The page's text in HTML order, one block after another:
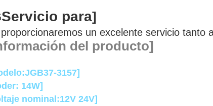
Servicio para]
un excelente servicio tanto
del producto]
3157]
14W]
nominal:12V 24V]